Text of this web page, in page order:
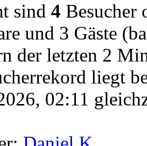
sind 4 Besucher
und 3 Gäste
der letzten 2
liegt
02:11